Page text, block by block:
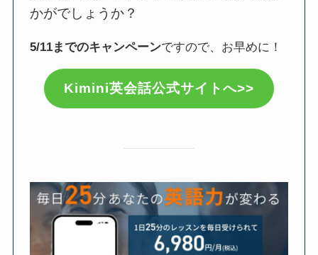
かがでしょうか？
5/11までのキャンペーンですので、お早めに！
Kimini英会話公式サイトへ>>